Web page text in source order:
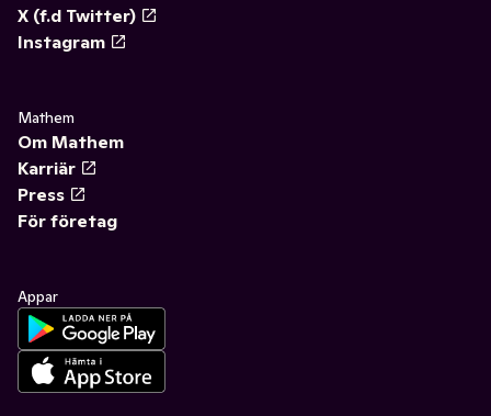
X (f.d Twitter)
Instagram
Mathem
Om Mathem
Karriär
Press
För företag
Appar